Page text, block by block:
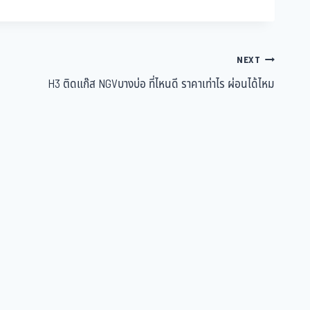
NEXT
H3 ติดแก๊ส NGVบางบ่อ ที่ไหนดี ราคาเท่าไร ผ่อนได้ไหม